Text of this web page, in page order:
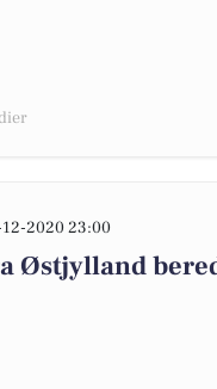
12-2020 23:00
Østjylland